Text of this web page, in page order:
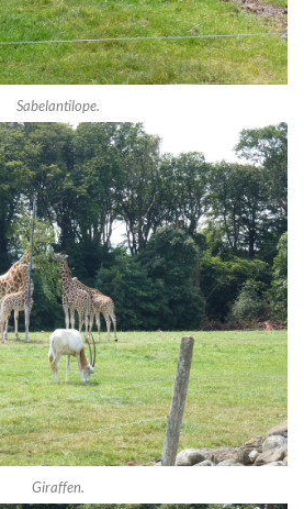
Sabelantilope.
Giraffen.